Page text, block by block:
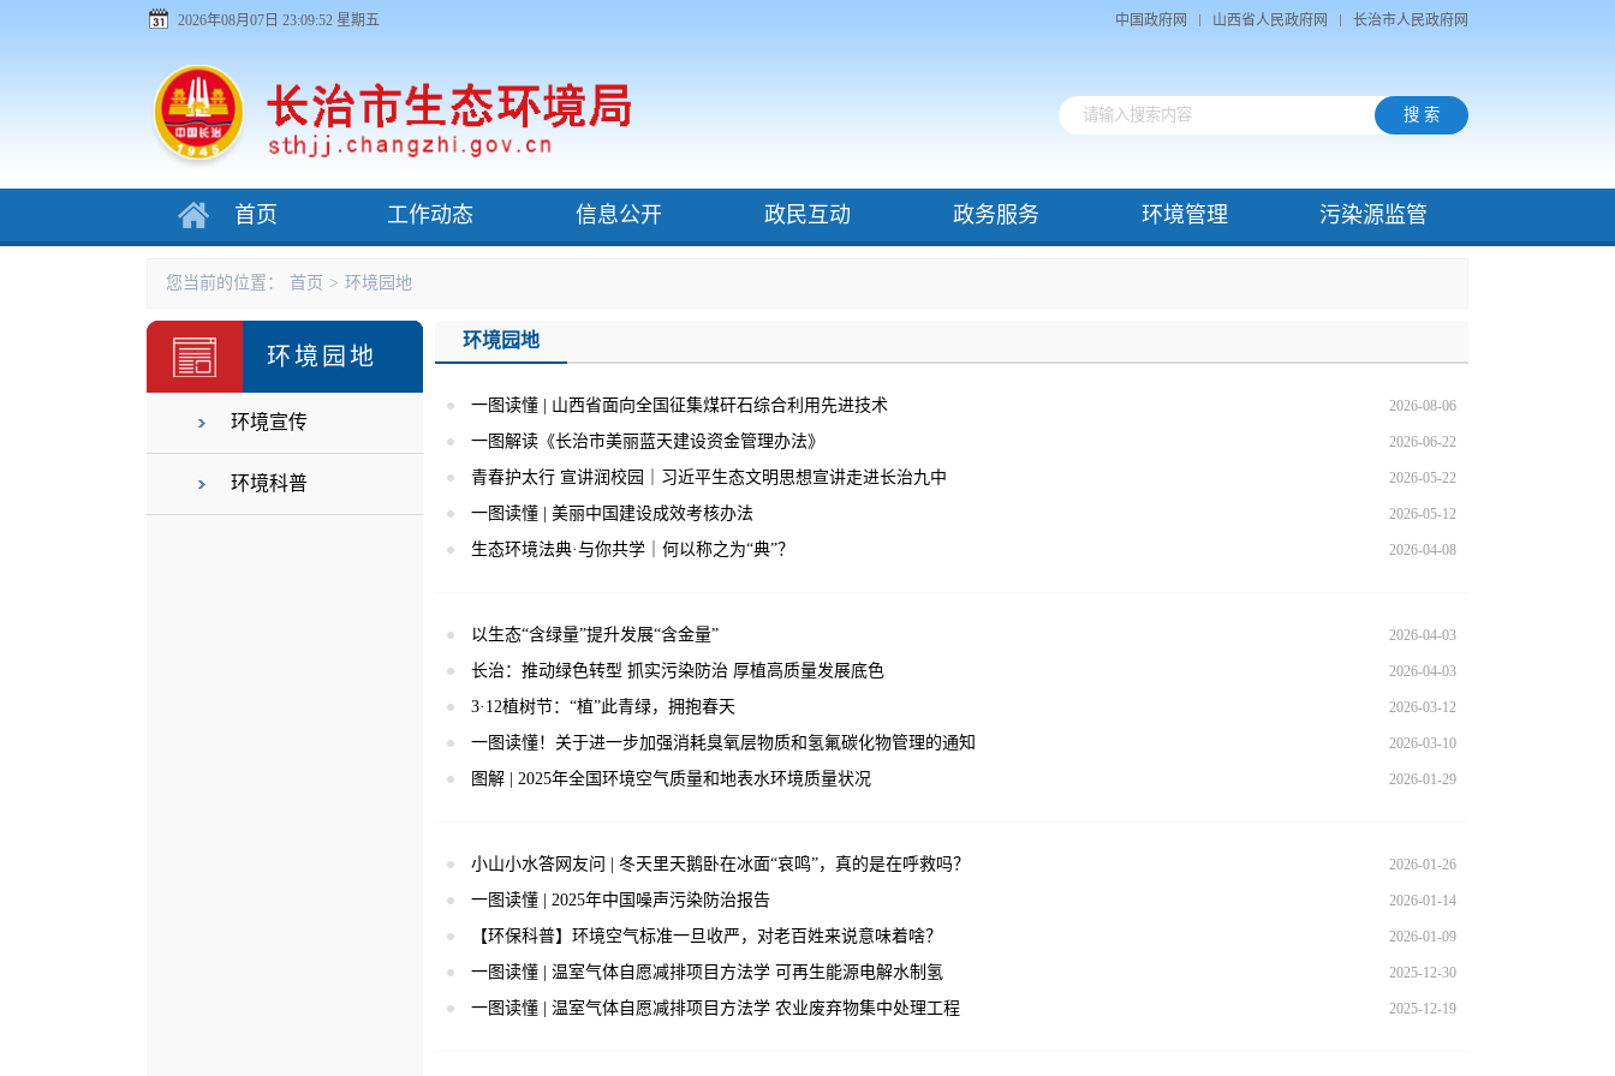
2026年08月07日 23:09:52 星期五 中国政府网 山西省人民政府网 长治市人民政府网
首页 工作动态 信息公开 政民互动 政务服务 环境管理 污染源监管
您当前的位置： 首页 > 环境园地
环境园地
环境宣传
环境科普
环境园地
一图读懂 | 山西省面向全国征集煤矸石综合利用先进技术 2026-08-06
一图解读《长治市美丽蓝天建设资金管理办法》 2026-06-22
青春护太行 宣讲润校园｜习近平生态文明思想宣讲走进长治九中 2026-05-22
一图读懂 | 美丽中国建设成效考核办法 2026-05-12
生态环境法典·与你共学｜何以称之为“典”？ 2026-04-08
以生态“含绿量”提升发展“含金量” 2026-04-03
长治：推动绿色转型 抓实污染防治 厚植高质量发展底色 2026-04-03
3·12植树节：“植”此青绿，拥抱春天 2026-03-12
一图读懂！关于进一步加强消耗臭氧层物质和氢氟碳化物管理的通知 2026-03-10
图解 | 2025年全国环境空气质量和地表水环境质量状况 2026-01-29
小山小水答网友问 | 冬天里天鹅卧在冰面“哀鸣”，真的是在呼救吗？ 2026-01-26
一图读懂 | 2025年中国噪声污染防治报告 2026-01-14
【环保科普】环境空气标准一旦收严，对老百姓来说意味着啥？ 2026-01-09
一图读懂 | 温室气体自愿减排项目方法学 可再生能源电解水制氢 2025-12-30
一图读懂 | 温室气体自愿减排项目方法学 农业废弃物集中处理工程 2025-12-19